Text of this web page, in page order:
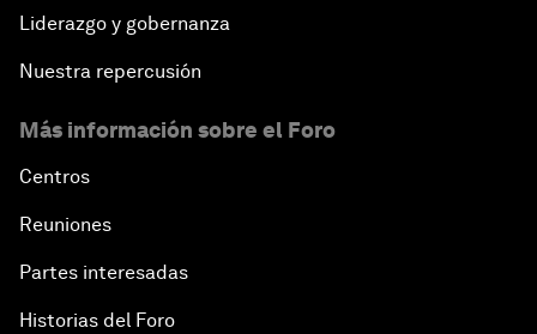
Liderazgo y gobernanza
Nuestra repercusión
Más información sobre el Foro
Centros
Reuniones
Partes interesadas
Historias del Foro